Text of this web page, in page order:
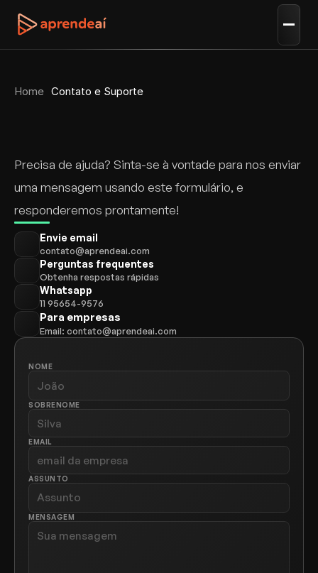
Home Contato e Suporte
Precisa de ajuda? Sinta-se à vontade para nos enviar
uma mensagem usando este formulário, e
responderemos prontamente!
Envie email
contato@aprendeai.com
Perguntas frequentes
Obtenha respostas rápidas
Whatsapp
11 95654-9576
Para empresas
Email: contato@aprendeai.com
NOME
SOBRENOME
EMAIL
ASSUNTO
MENSAGEM